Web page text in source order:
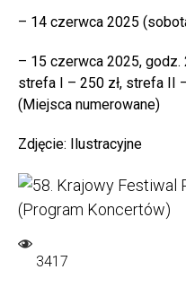
– 14 czerwca 2025
– 15 czerwca 2025,
strefa I – 250 zł, strefa II
(Miejsca numerowane)
Zdjęcie: Ilustracyjne
3417